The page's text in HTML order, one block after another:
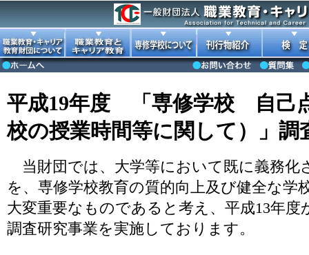
平成19年度 「専修学校 自己
校の授業時間等に関して）」調
当財団では、大学等において既に義務化
を、専修学校教育の質的向上及び健全な学
大変重要なものであると考え、平成13年
調査研究事業を実施しております。